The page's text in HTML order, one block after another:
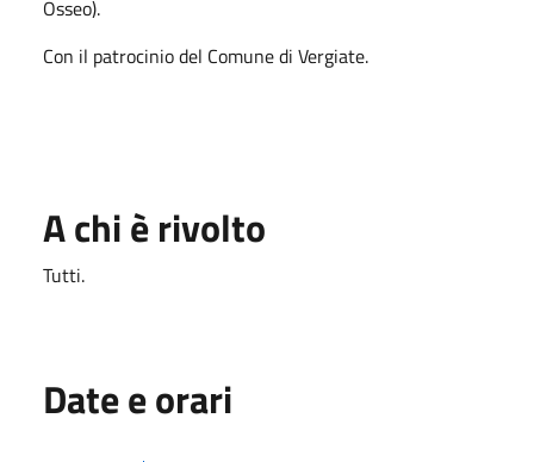
Osseo).
Con il patrocinio del Comune di Vergiate.
A chi è rivolto
Tutti.
Date e orari